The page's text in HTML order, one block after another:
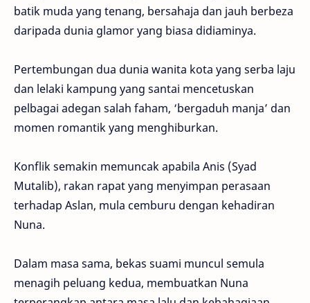
batik muda yang tenang, bersahaja dan jauh berbeza
daripada dunia glamor yang biasa didiaminya.
Pertembungan dua dunia wanita kota yang serba laju
dan lelaki kampung yang santai mencetuskan
pelbagai adegan salah faham, ‘bergaduh manja’ dan
momen romantik yang menghiburkan.
Konflik semakin memuncak apabila Anis (Syad
Mutalib), rakan rapat yang menyimpan perasaan
terhadap Aslan, mula cemburu dengan kehadiran
Nuna.
Dalam masa sama, bekas suami muncul semula
menagih peluang kedua, membuatkan Nuna